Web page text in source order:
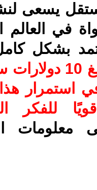
يسعى
في العالم
بشكل
ساهم/ي معنا! بدعمكم بمبلغ
استمرار هذا
للفكر
معلومات